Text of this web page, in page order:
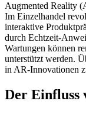
Augmented Reality
Im Einzelhandel
interaktive
durch Echtzeit-
Wartungen können
unterstützt werden.
in AR-Innovationen
Der Einfluss